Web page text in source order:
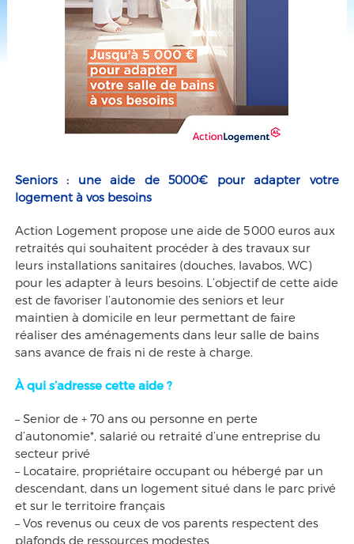
Seniors : une aide de 5000€ pour adapter votre
logement à vos besoins
Action Logement propose une aide de 5 000 euros aux
retraités qui souhaitent procéder à des travaux sur
leurs installations sanitaires (douches, lavabos, WC)
pour les adapter à leurs besoins. L’objectif de cette aide
est de favoriser l’autonomie des seniors et leur
maintien à domicile en leur permettant de faire
réaliser des aménagements dans leur salle de bains
sans avance de frais ni de reste à charge.
À qui s’adresse cette aide ?
– Senior de + 70 ans ou personne en perte
d’autonomie*, salarié ou retraité d’une entreprise du
secteur privé
– Locataire, propriétaire occupant ou hébergé par un
descendant, dans un logement situé dans le parc privé
et sur le territoire français
– Vos revenus ou ceux de vos parents respectent des
plafonds de ressources modestes